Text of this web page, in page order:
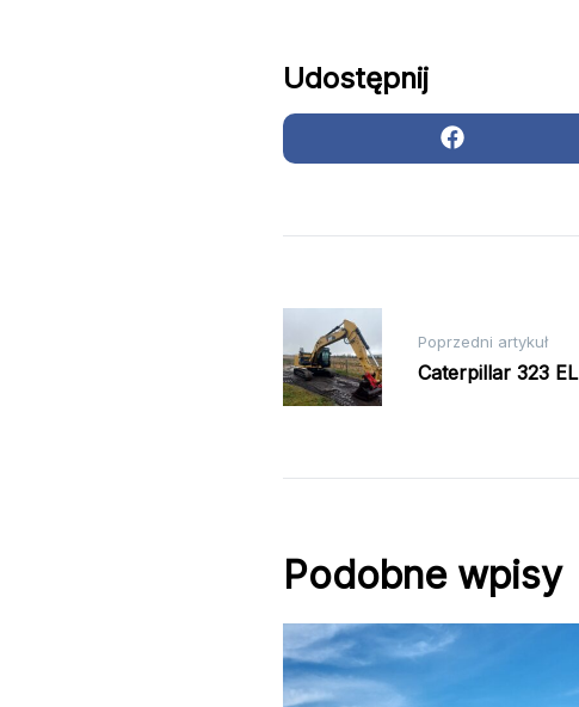
Udostępnij
Nawigacja
wpisu
Poprzedni artykuł
Caterpillar 323 EL
Podobne wpisy